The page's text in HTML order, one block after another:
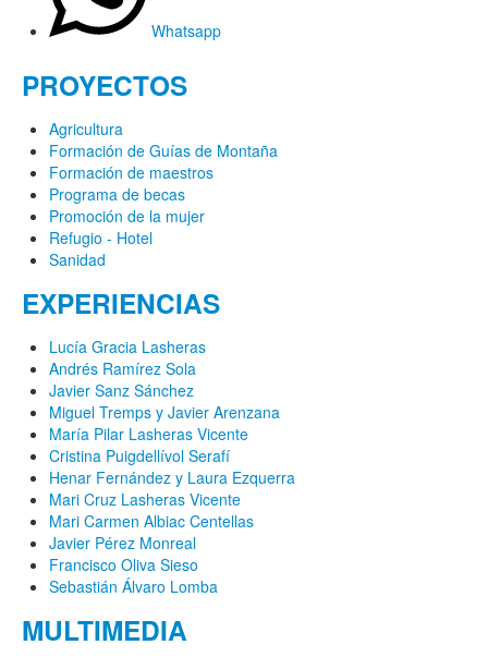
Whatsapp
PROYECTOS
Agricultura
Formación de Guías de Montaña
Formación de maestros
Programa de becas
Promoción de la mujer
Refugio - Hotel
Sanidad
EXPERIENCIAS
Lucía Gracia Lasheras
Andrés Ramírez Sola
Javier Sanz Sánchez
Miguel Tremps y Javier Arenzana
María Pilar Lasheras Vicente
Cristina Puigdellívol Serafí
Henar Fernández y Laura Ezquerra
Mari Cruz Lasheras Vicente
Mari Carmen Albiac Centellas
Javier Pérez Monreal
Francisco Oliva Sieso
Sebastián Álvaro Lomba
MULTIMEDIA